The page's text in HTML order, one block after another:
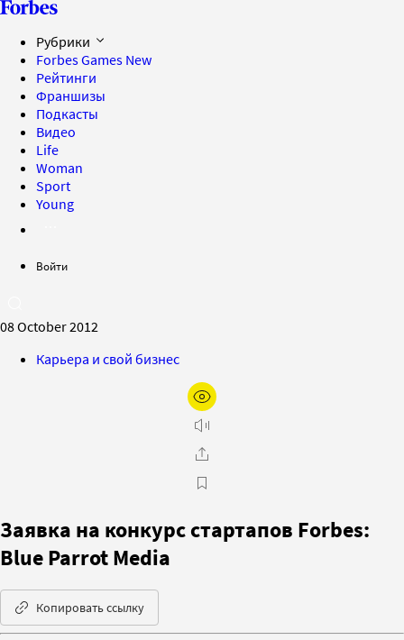
Рубрики
Forbes Games New
Рейтинги
Франшизы
Подкасты
Видео
Life
Woman
Sport
Young
Войти
08 October 2012
Карьера и свой бизнес
Заявка на конкурс стартапов Forbes:
Blue Parrot Media
Копировать ссылку